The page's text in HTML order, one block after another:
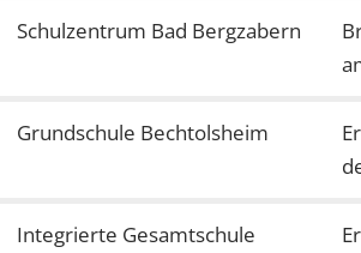
Schulzentrum Bad Bergzabern
Grundschule Bechtolsheim
Integrierte Gesamtschule